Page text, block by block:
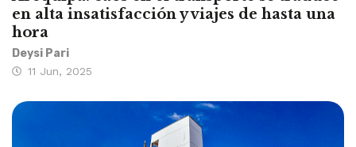
en alta insatisfacción y viajes de hasta una
hora
Deysi Pari
11 Jun, 2025